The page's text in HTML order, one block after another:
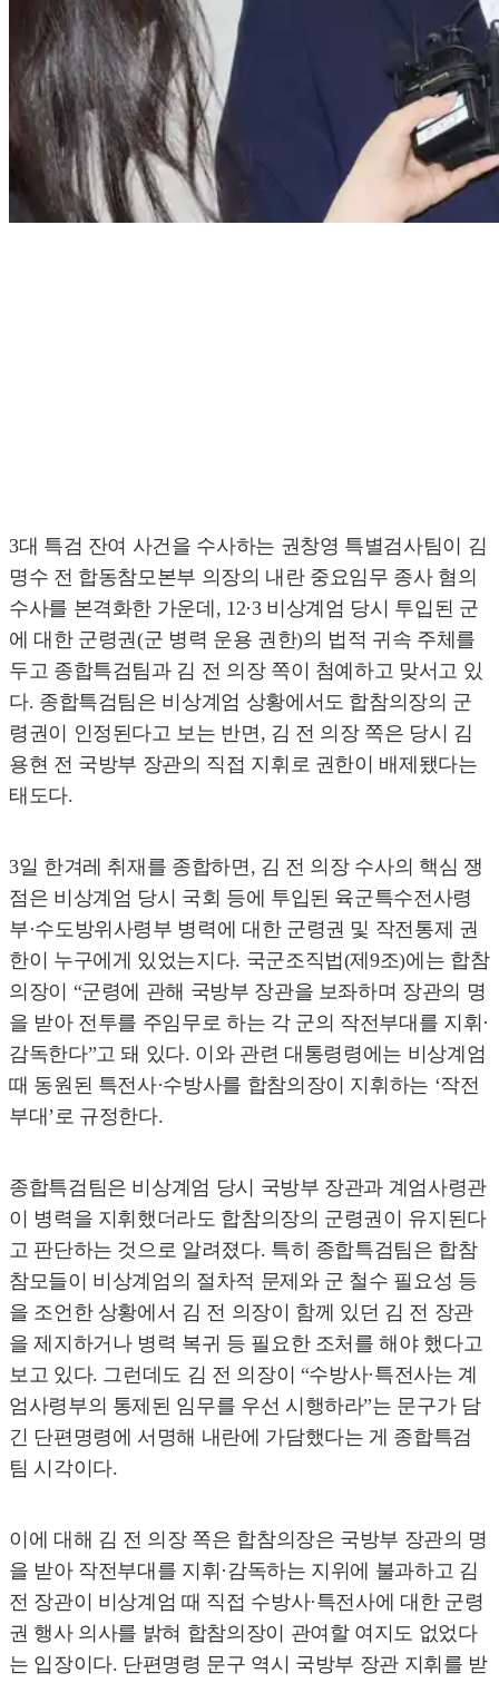
3대 특검 잔여 사건을 수사하는 권창영 특별검사팀이 김
명수 전 합동참모본부 의장의 내란 중요임무 종사 혐의
수사를 본격화한 가운데, 12·3 비상계엄 당시 투입된 군
에 대한 군령권(군 병력 운용 권한)의 법적 귀속 주체를
두고 종합특검팀과 김 전 의장 쪽이 첨예하고 맞서고 있
다. 종합특검팀은 비상계엄 상황에서도 합참의장의 군
령권이 인정된다고 보는 반면, 김 전 의장 쪽은 당시 김
용현 전 국방부 장관의 직접 지휘로 권한이 배제됐다는
태도다.
3일 한겨레 취재를 종합하면, 김 전 의장 수사의 핵심 쟁
점은 비상계엄 당시 국회 등에 투입된 육군특수전사령
부·수도방위사령부 병력에 대한 군령권 및 작전통제 권
한이 누구에게 있었는지다. 국군조직법(제9조)에는 합참
의장이 “군령에 관해 국방부 장관을 보좌하며 장관의 명
을 받아 전투를 주임무로 하는 각 군의 작전부대를 지휘·
감독한다”고 돼 있다. 이와 관련 대통령령에는 비상계엄
때 동원된 특전사·수방사를 합참의장이 지휘하는 ‘작전
부대’로 규정한다.
종합특검팀은 비상계엄 당시 국방부 장관과 계엄사령관
이 병력을 지휘했더라도 합참의장의 군령권이 유지된다
고 판단하는 것으로 알려졌다. 특히 종합특검팀은 합참
참모들이 비상계엄의 절차적 문제와 군 철수 필요성 등
을 조언한 상황에서 김 전 의장이 함께 있던 김 전 장관
을 제지하거나 병력 복귀 등 필요한 조처를 해야 했다고
보고 있다. 그런데도 김 전 의장이 “수방사·특전사는 계
엄사령부의 통제된 임무를 우선 시행하라”는 문구가 담
긴 단편명령에 서명해 내란에 가담했다는 게 종합특검
팀 시각이다.
이에 대해 김 전 의장 쪽은 합참의장은 국방부 장관의 명
을 받아 작전부대를 지휘·감독하는 지위에 불과하고 김
전 장관이 비상계엄 때 직접 수방사·특전사에 대한 군령
권 행사 의사를 밝혀 합참의장이 관여할 여지도 없었다
는 입장이다. 단편명령 문구 역시 국방부 장관 지휘를 받